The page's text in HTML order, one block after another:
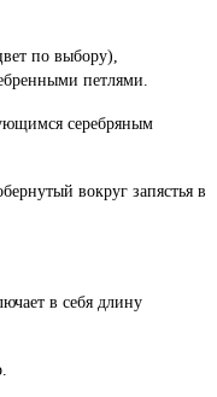
по выбору),
петлями.
серебряным
вокруг запястья в
в себя длину